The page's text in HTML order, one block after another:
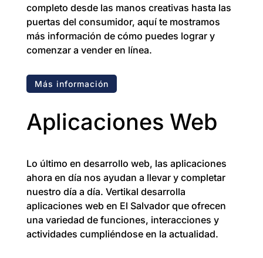
completo desde las manos creativas hasta las
puertas del consumidor, aquí te mostramos
más información de cómo puedes lograr y
comenzar a vender en línea.
Más información
Aplicaciones Web
Lo último en desarrollo web, las aplicaciones
ahora en día nos ayudan a llevar y completar
nuestro día a día. Vertikal desarrolla
aplicaciones web en El Salvador que ofrecen
una variedad de funciones, interacciones y
actividades cumpliéndose en la actualidad.